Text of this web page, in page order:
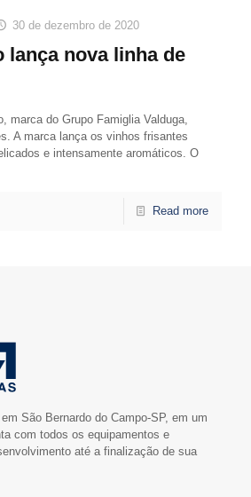
30 de dezembro de 2020
lança nova linha de
marca do Grupo Famiglia Valduga,
A marca lança os vinhos frisantes
e intensamente aromáticos. O
Read more
São Bernardo do Campo-SP, em um
com todos os equipamentos e
até a finalização de sua